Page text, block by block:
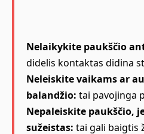
Nelaikykite paukščio
didelis kontaktas didina
Neleiskite vaikams ar
balandžio: tai pavojinga
Nepaleiskite paukščio,
sužeistas: tai gali baigtis